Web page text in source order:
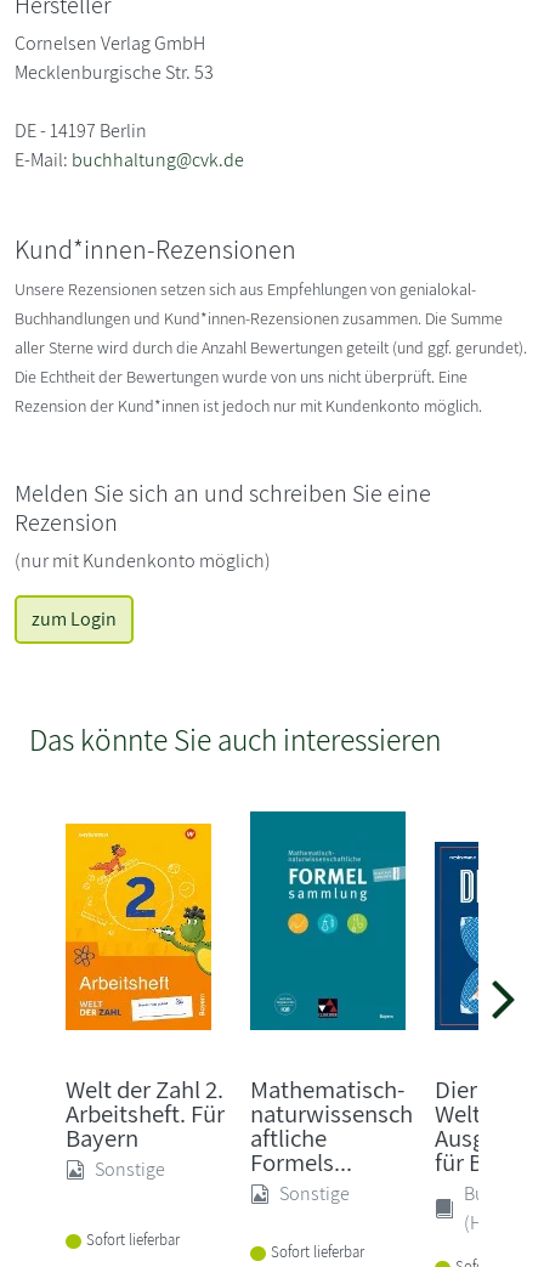
Cornelsen Verlag GmbH
Mecklenburgische Str. 53
DE - 14197 Berlin
E-Mail: buchhaltung@cvk.de
Kund*innen-Rezensionen
Unsere Rezensionen setzen sich aus Empfehlungen von genialokal-
Buchhandlungen und Kund*innen-Rezensionen zusammen. Die Summe
aller Sterne wird durch die Anzahl Bewertungen geteilt (und ggf. gerundet).
Die Echtheit der Bewertungen wurde von uns nicht überprüft. Eine
Rezension der Kund*innen ist jedoch nur mit Kundenkonto möglich.
Melden Sie sich an und schreiben Sie eine
Rezension
(nur mit Kundenkonto möglich)
zum Login
Das könnte Sie auch interessieren
Welt der Zahl 2.
Arbeitsheft. Für
Bayern
Sonstige
Sofort lieferbar
Mathematisch-
naturwissensch
aftliche
Formels...
Sonstige
Sofort lieferbar
Diercke
Weltatlas -
Ausgabe
für Bayern
Buch